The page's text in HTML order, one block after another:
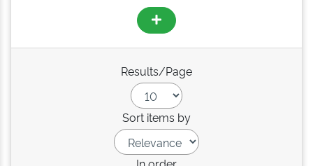
Results/Page
Sort items by